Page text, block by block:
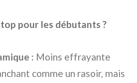
pour les débutants ?
: Moins effrayante
comme un rasoir, mais